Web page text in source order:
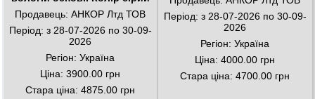
Продавець: АНКОР Лтд ТОВ
Період: з 28-07-2026 по 30-09-
2026
Регіон: Україна
Ціна: 3900.00 грн
Стара ціна: 4875.00 грн
Період: з 28-07-2026 по 30-09-
2026
Регіон: Україна
Ціна: 4000.00 грн
Стара ціна: 4700.00 грн